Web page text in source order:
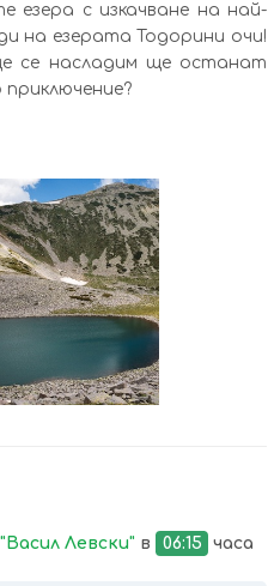
езера с изкачване на най-
на езерата Тодорини очи!
се насладим ще останат
УВЕЛИЧИ
Левски" в 06:15 часа